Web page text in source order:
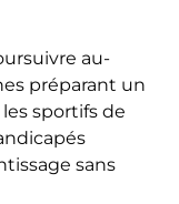
au-
préparant un
les sportifs de
sans